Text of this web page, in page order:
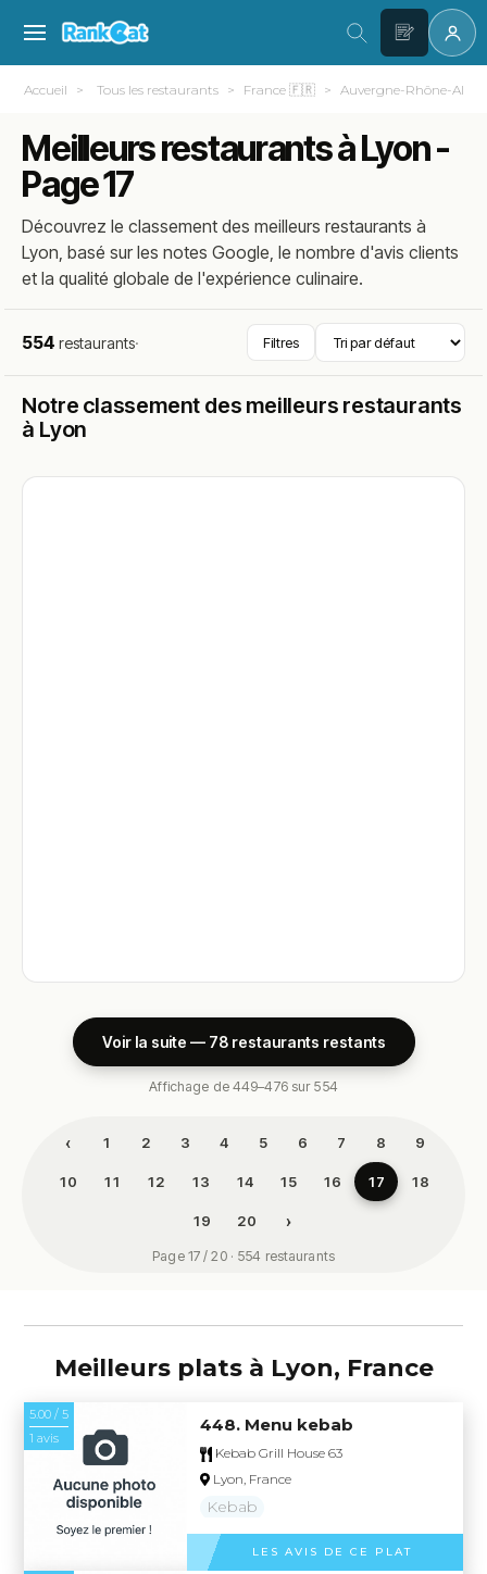
Accueil Tous les restaurants France 🇫🇷 Auvergne-Rhône-Alpes
Meilleurs restaurants à Lyon -
Page 17
Découvrez le classement des meilleurs restaurants à
Lyon, basé sur les notes Google, le nombre d'avis clients
et la qualité globale de l'expérience culinaire.
554 restaurants· Filtres
Notre classement des meilleurs restaurants
à Lyon
Voir la suite — 78 restaurants restants
Affichage de 449–476 sur 554
‹ 1 2 3 4 5 6 7 8 9
10 11 12 13 14 15 16 17 18
19 20 ›
Page 17 / 20 · 554 restaurants
Meilleurs plats à Lyon, France
5.00 / 5
1 avis
448. Menu kebab
Kebab Grill House 63
Lyon, France
Kebab
LES AVIS DE CE PLAT